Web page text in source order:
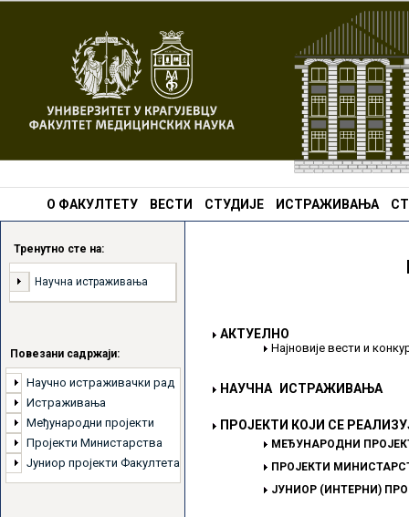
О ФАКУЛТЕТУ ВЕСТИ СТУДИЈЕ ИСТРАЖИВАЊА
Тренутно сте на:
Научна истраживања
Повезани садржаји:
Научно истраживачки рад
Истраживања
Међународни пројекти
Пројекти Министарства
Јуниор пројекти Факултета
АКТУЕЛНО
Најновије вести и
НАУЧНА ИСТРАЖИВАЊА
ПРОЈЕКТИ КОЈИ СЕ
МЕЂУНАРОДНИ
ПРОЈЕКТИ
ЈУНИОР (ИНТЕРНИ)